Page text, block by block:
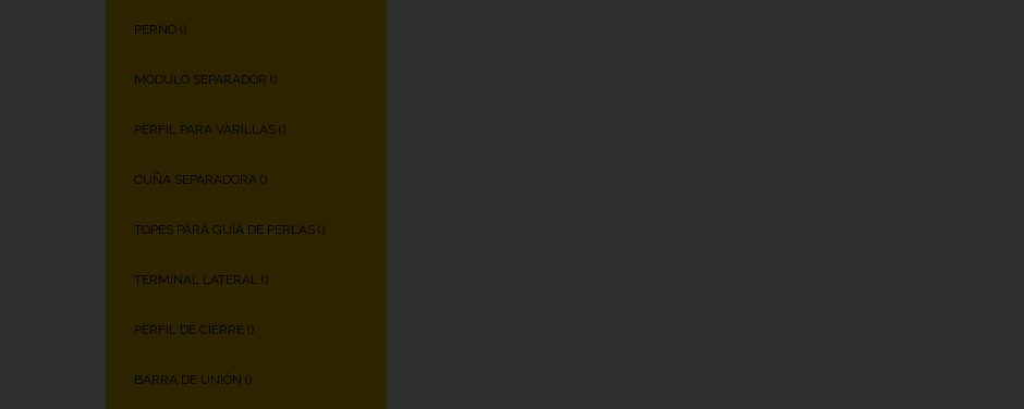
PERNO ()
MÓDULO SEPARADOR ()
PERFIL PARA VARILLAS ()
CUÑA SEPARADORA ()
TOPES PARA GUÍA DE PERLAS ()
TERMINAL LATERAL ()
PERFIL DE CIERRE ()
BARRA DE UNIÓN ()